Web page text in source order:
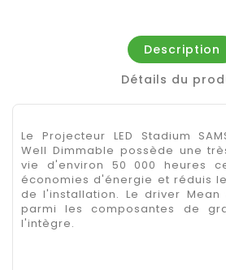
Description
Détails du
Le Projecteur LED Stadium
Well Dimmable possède une
vie d'environ 50 000 heures
économies d'énergie et réduis
de l'installation. Le driver
parmi les composantes de
l'intègre.